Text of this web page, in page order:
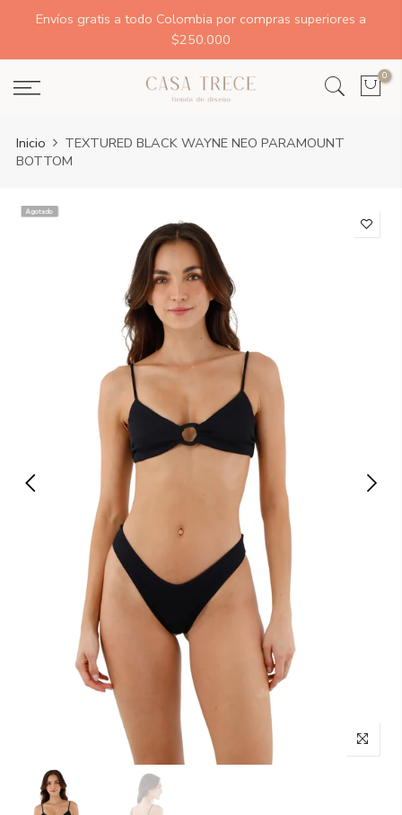
Envíos gratis a todo Colombia por compras superiores a
$250.000
0
Inicio
TEXTURED BLACK WAYNE NEO PARAMOUNT
BOTTOM
Agotado